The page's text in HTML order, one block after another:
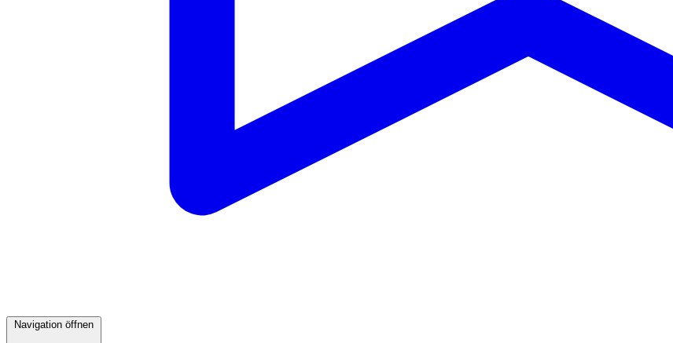
Navigation öffnen